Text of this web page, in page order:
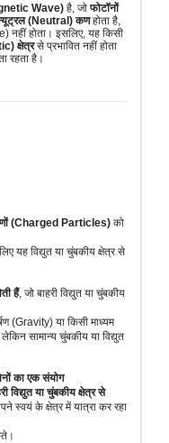
Wave) है, जोफोटॉनों
(Neutral) कणहोता है,
नहीं होता। इसलिए, यह किसी
क्षेत्रसे प्रभावित नहीं होता
रहता है।
(Charged Particles) को
यह विद्युत या चुंबकीय क्षेत्र से
हैं, जो बाहरी विद्युत या चुंबकीय
(Gravity) या किसी माध्यम
सामान्य चुंबकीय या विद्युत
का एक संयोग
विद्युत या चुंबकीय क्षेत्र से
स्वयं के क्षेत्र में यात्रा कर रहा